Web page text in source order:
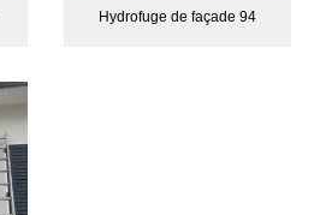
Hydrofuge de façade 94